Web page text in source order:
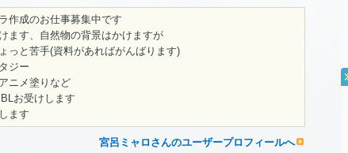
作成のお仕事募集中です
ます、自然物の背景はかけますが
っと苦手(資料があればがんばります)
ジー
ニメ塗りなど
お受けします
ます
宮呂ミャロさんのユーザープロフィールへ